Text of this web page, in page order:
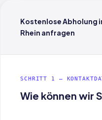
Kostenlose Abholung
Rhein anfragen
SCHRITT 1 —
Wie können wir